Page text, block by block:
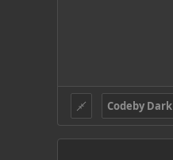
Codeby Dark